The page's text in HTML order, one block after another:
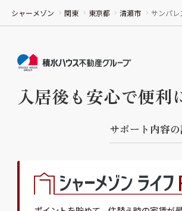
シャーメゾン 関東 東京都 清瀬市 サンパレ
入居後も安心で便利
サポー ト 内容の